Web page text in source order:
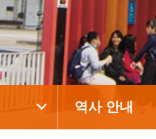
역사 안내